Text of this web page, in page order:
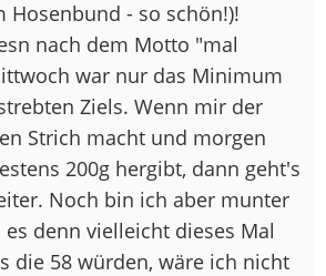
Hosenbund - so schön!)!
nach dem Motto "mal
war nur das Minimum
Ziels. Wenn mir der
Strich macht und morgen
200g hergibt, dann geht's
Noch bin ich aber munter
denn vielleicht dieses Mal
die 58 würden, wäre ich nicht